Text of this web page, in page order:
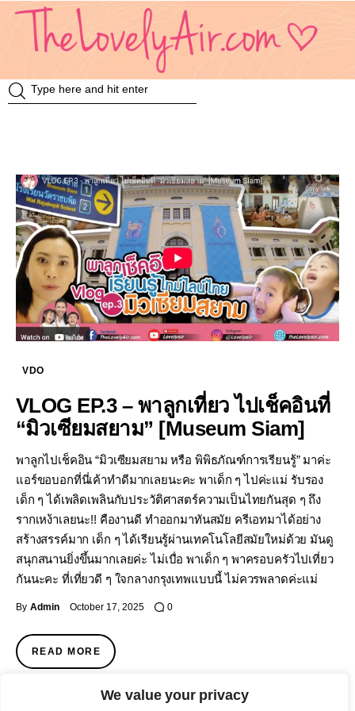
We value your privacy
Knowledge
Insurance
VDO
Event & Activities
VDO
VLOG EP.3 – พาลูกเที่ยว ไปเช็คอินที่
“มิวเซียมสยาม” [Museum Siam]
พาลูกไปเช็คอิน “มิวเซียมสยาม หรือ พิพิธภัณฑ์การเรียนรู้” มาค่ะ
แอร์ขอบอกที่นี่เค้าทำดีมากเลยนะคะ พาเด็ก ๆ ไปค่ะแม่ รับรอง
เด็ก ๆ ได้เพลิดเพลินกับประวัติศาสตร์ความเป็นไทยกันสุด ๆ ถึง
รากเหง้าเลยนะ!! คืองานดี ทำออกมาทันสมัย ครีเอทมาได้อย่าง
สร้างสรรค์มาก เด็ก ๆ ได้เรียนรู้ผ่านเทคโนโลยีสมัยใหม่ด้วย มันดู
สนุกสนานยิ่งขึ้นมากเลยค่ะ ไม่เบื่อ พาเด็ก ๆ พาครอบครัวไปเที่ยว
กันนะคะ ที่เที่ยวดี ๆ ใจกลางกรุงเทพแบบนี้ ไม่ควรพลาดค่ะแม่
By Admin October 17, 2025 0
READ MORE